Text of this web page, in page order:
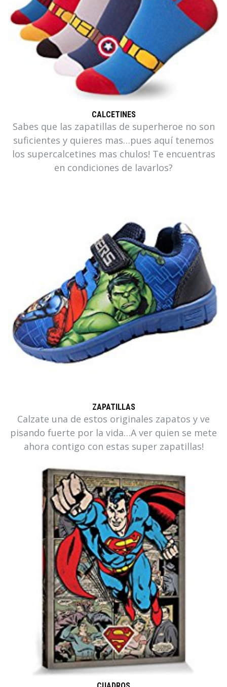
CALCETINES
Sabes que las zapatillas de superheroe no son
suficientes y quieres mas…pues aquí tenemos
los supercalcetines mas chulos! Te encuentras
en condiciones de lavarlos?
ZAPATILLAS
Calzate una de estos originales zapatos y ve
pisando fuerte por la vida…A ver quien se mete
ahora contigo con estas super zapatillas!